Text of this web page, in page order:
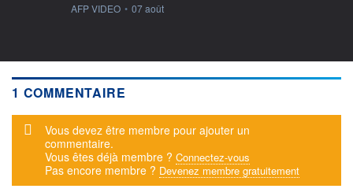
information fournie par
AFP VIDEO • 07 août
1 COMMENTAIRE
Message d'alerte
Vous devez être membre pour ajouter un
commentaire.
Vous êtes déjà membre ? Connectez-vous
Pas encore membre ? Devenez membre gratuitement